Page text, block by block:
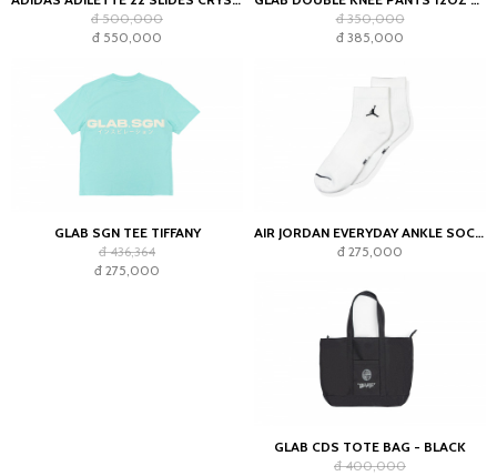
đ 500,000
đ 550,000
đ 350,000
đ 385,000
GLAB SGN TEE TIFFANY
đ 436,364
đ 275,000
AIR JORDAN EVERYDAY ANKLE SOCKS WHITE (2023)
đ 275,000
GLAB CDS TOTE BAG - BLACK
đ 400,000